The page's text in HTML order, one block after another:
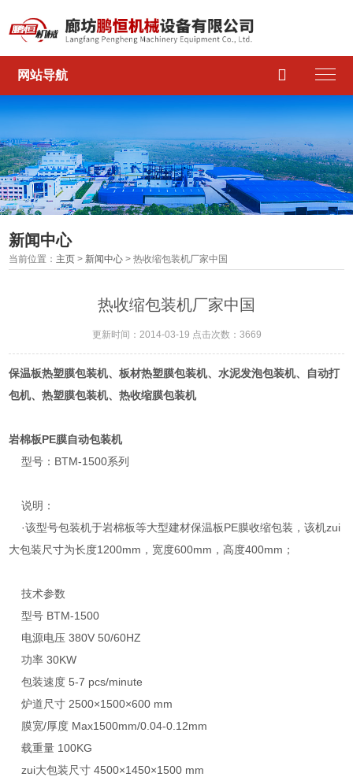
网站导航 
新闻中心
当前位置： 主页 > 新闻中心 > 热收缩包装机厂家中国
热收缩包装机厂家中国
更新时间：2014-03-19 点击次数：3669
保温板热塑膜包装机、板材热塑膜包装机、水泥发泡包装机、自动打
包机、热塑膜包装机、热收缩膜包装机
岩棉板PE膜自动包装机
型号：BTM-1500系列
说明：
·该型号包装机于岩棉板等大型建材保温板PE膜收缩包装，该机zui
大包装尺寸为长度1200mm，宽度600mm，高度400mm；
技术参数
型号 BTM-1500
电源电压 380V 50/60HZ
功率 30KW
包装速度 5-7 pcs/minute
炉道尺寸 2500×1500×600 mm
膜宽/厚度 Max1500mm/0.04-0.12mm
载重量 100KG
zui大包装尺寸 4500×1450×1500 mm